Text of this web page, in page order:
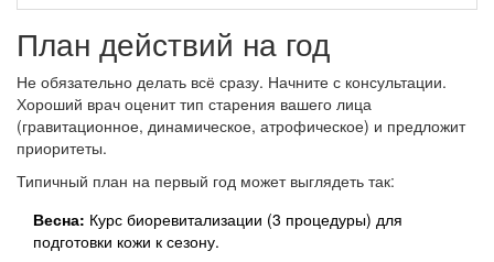
План действий на год
Не обязательно делать всё сразу. Начните с консультации.
Хороший врач оценит тип старения вашего лица
(гравитационное, динамическое, атрофическое) и предложит
приоритеты.
Типичный план на первый год может выглядеть так:
Весна: Курс биоревитализации (3 процедуры) для
подготовки кожи к сезону.